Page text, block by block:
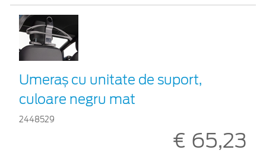
Umeraș cu unitate de suport,
culoare negru mat
2448529
€ 65,23